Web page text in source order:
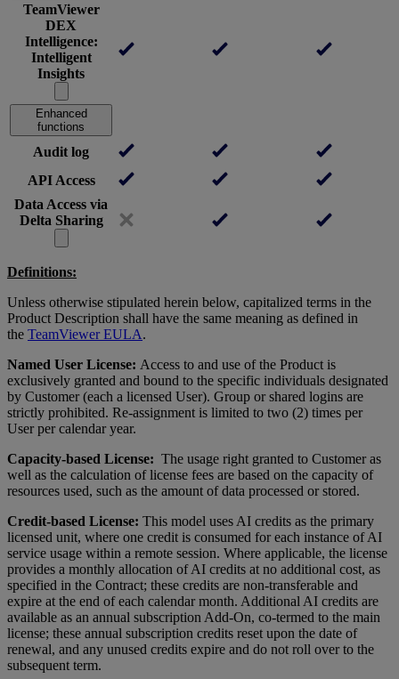
TeamViewer
DEX
Intelligence:
Intelligent
Insights
Enhanced
functions
Audit log
API Access
Data Access via
Delta Sharing
Definitions:
Unless otherwise stipulated herein below, capitalized terms in the
Product Description shall have the same meaning as defined in
the TeamViewer EULA.
Named User License: Access to and use of the Product is
exclusively granted and bound to the specific individuals designated
by Customer (each a licensed User). Group or shared logins are
strictly prohibited. Re-assignment is limited to two (2) times per
User per calendar year.
Capacity-based License: The usage right granted to Customer as
well as the calculation of license fees are based on the capacity of
resources used, such as the amount of data processed or stored.
Credit-based License: This model uses AI credits as the primary
licensed unit, where one credit is consumed for each instance of AI
service usage within a remote session. Where applicable, the license
provides a monthly allocation of AI credits at no additional cost, as
specified in the Contract; these credits are non-transferable and
expire at the end of each calendar month. Additional AI credits are
available as an annual subscription Add-On, co-termed to the main
license; these annual subscription credits reset upon the date of
renewal, and any unused credits expire and do not roll over to the
subsequent term.